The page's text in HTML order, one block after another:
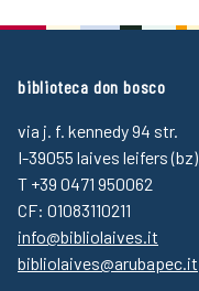
biblioteca don bosco
via j. f. kennedy 94 str.
I-39055 laives leifers (bz)
T +39 0471 950062
CF: 01083110211
info@bibliolaives.it
bibliolaives@arubapec.it